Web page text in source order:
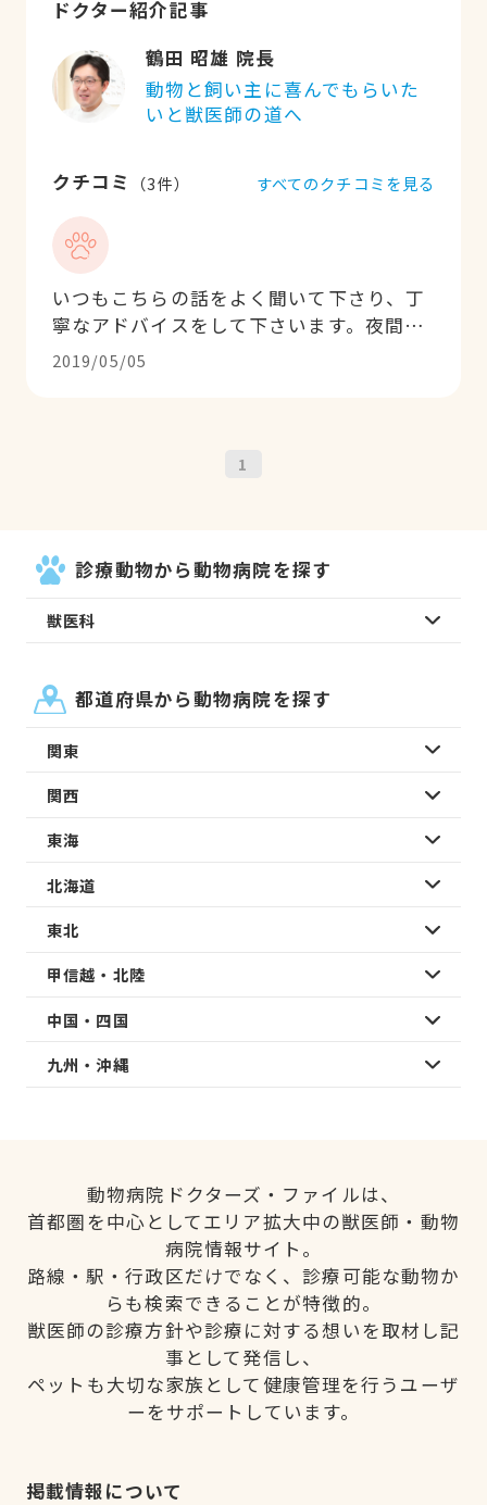
ドクター紹介記事
鶴田 昭雄 院長
動物と飼い主に喜んでもらいた
いと獣医師の道へ
クチコミ （3件）
いつもこちらの話をよく聞いて下さり、丁
寧なアドバイスをして下さいます。夜間救
急へ行くほどでもないけどちょっと心配な
時などに時間外でも優しく対応して下さい
2019/05/05
すべてのクチコミを見る
1
診療動物から動物病院を探す
獣医科
都道府県から動物病院を探す
関東
関西
東海
北海道
東北
甲信越・北陸
中国・四国
九州・沖縄
動物病院ドクターズ・ファイルは、
首都圏を中心としてエリア拡大中の獣医師・動物
病院情報サイト。
路線・駅・行政区だけでなく、診療可能な動物か
らも検索できることが特徴的。
獣医師の診療方針や診療に対する想いを取材し記
事として発信し、
ペットも大切な家族として健康管理を行うユーザ
ーをサポートしています。
掲載情報について